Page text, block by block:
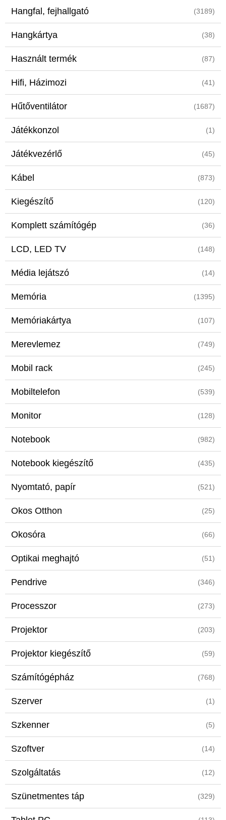
Hangfal, fejhallgató (3189)
Hangkártya (38)
Használt termék (87)
Hifi, Házimozi (41)
Hűtőventilátor (1687)
Játékkonzol (1)
Játékvezérlő (45)
Kábel (873)
Kiegészítő (120)
Komplett számítógép (36)
LCD, LED TV (148)
Média lejátszó (14)
Memória (1395)
Memóriakártya (107)
Merevlemez (749)
Mobil rack (245)
Mobiltelefon (539)
Monitor (128)
Notebook (982)
Notebook kiegészítő (435)
Nyomtató, papír (521)
Okos Otthon (25)
Okosóra (66)
Optikai meghajtó (51)
Pendrive (346)
Processzor (273)
Projektor (203)
Projektor kiegészítő (59)
Számítógépház (768)
Szerver (1)
Szkenner (5)
Szoftver (14)
Szolgáltatás (12)
Szünetmentes táp (329)